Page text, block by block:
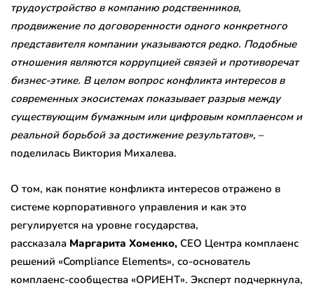
трудоустройство в компанию родственников,
продвижение по договоренности одного конкретного
представителя компании указываются редко. Подобные
отношения являются коррупцией связей и противоречат
бизнес-этике. В целом вопрос конфликта интересов в
современных экосистемах показывает разрыв между
существующим бумажным или цифровым комплаенсом и
реальной борьбой за достижение результатов», –
поделилась Виктория Михалева.
О том, как понятие конфликта интересов отражено в
системе корпоративного управления и как это
регулируется на уровне государства,
рассказала Маргарита Хоменко, CEO Центра комплаенс
решений «Compliance Elements», со-основатель
комплаенс-сообщества «ОРИЕНТ». Эксперт подчеркнула,